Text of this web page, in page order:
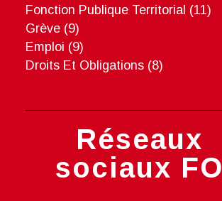
Fonction Publique Territorial (11)
Grève (9)
Emploi (9)
Droits Et Obligations (8)
Réseaux
sociaux FO